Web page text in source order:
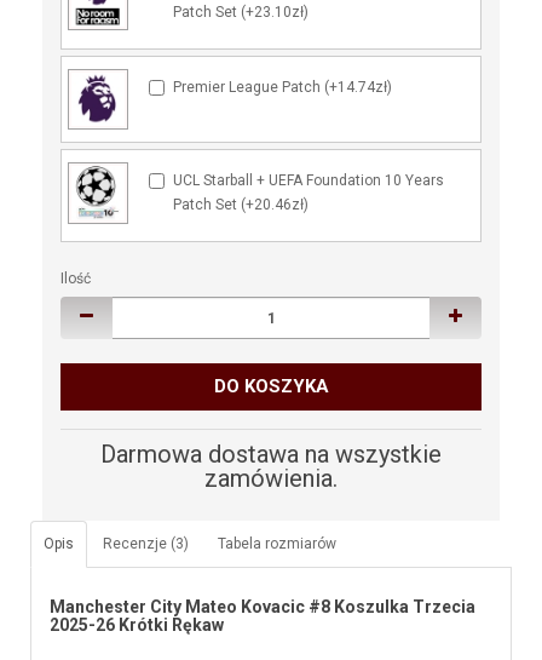
Patch Set (+23.10zł)
Premier League Patch (+14.74zł)
UCL Starball + UEFA Foundation 10 Years
Patch Set (+20.46zł)
Ilość
DO KOSZYKA
Darmowa dostawa na wszystkie
zamówienia.
Opis Recenzje (3) Tabela rozmiarów
Manchester City Mateo Kovacic #8 Koszulka Trzecia
2025-26 Krótki Rękaw